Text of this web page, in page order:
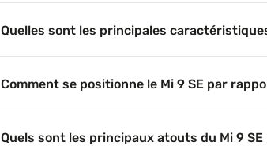
Quelles sont les principales
Comment se positionne le Mi 9 SE par
Quels sont les principaux atouts du Mi 9